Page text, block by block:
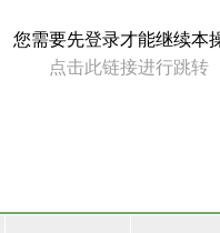
您需要先登录才能继续本
点击此链接进行跳转